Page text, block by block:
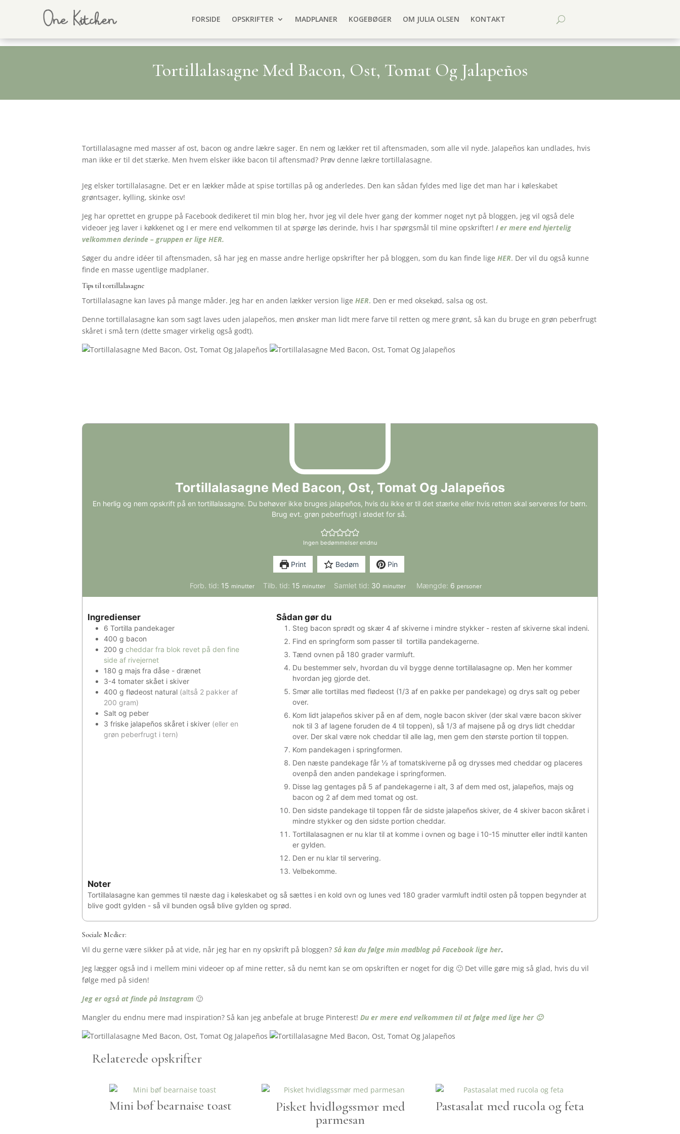
FORSIDE OPSKRIFTER MADPLANER KOGEBØGER OM JULIA OLSEN KONTAKT
Tortillalasagne Med Bacon, Ost, Tomat Og Jalapeños
Tortillalasagne med masser af ost, bacon og andre lækre sager. En nem og lækker ret til aftensmaden, som alle vil nyde. Jalapeños kan undlades, hvis
man ikke er til det stærke. Men hvem elsker ikke bacon til aftensmad? Prøv denne lækre tortillalasagne.
Jeg elsker tortillalasagne. Det er en lækker måde at spise tortillas på og anderledes. Den kan sådan fyldes med lige det man har i køleskabet
grøntsager, kylling, skinke osv!
Jeg har oprettet en gruppe på Facebook dedikeret til min blog her, hvor jeg vil dele hver gang der kommer noget nyt på bloggen, jeg vil også dele
videoer jeg laver i køkkenet og I er mere end velkommen til at spørge løs derinde, hvis I har spørgsmål til mine opskrifter! I er mere end hjertelig
velkommen derinde – gruppen er lige HER.
Søger du andre idéer til aftensmaden, så har jeg en masse andre herlige opskrifter her på bloggen, som du kan finde lige HER. Der vil du også kunne
finde en masse ugentlige madplaner.
Tips til tortillalasagne
Tortillalasagne kan laves på mange måder. Jeg har en anden lækker version lige HER. Den er med oksekød, salsa og ost.
Denne tortillalasagne kan som sagt laves uden jalapeños, men ønsker man lidt mere farve til retten og mere grønt, så kan du bruge en grøn peberfrugt
skåret i små tern (dette smager virkelig også godt).
Tortillalasagne Med Bacon, Ost, Tomat Og Jalapeños
En herlig og nem opskrift på en tortillalasagne. Du behøver ikke bruges jalapeños, hvis du ikke er til det stærke eller hvis retten skal serveres for børn.
Brug evt. grøn peberfrugt i stedet for så.
Ingen bedømmelser endnu
Print Bedøm Pin
Forb. tid: 15 minutter
minutter Tilb. tid: 15 minutter
minutter Samlet tid: 30 minutter
minutter Mængde: 6 personer
Ingredienser
6 Tortilla pandekager
400 g bacon
200 g cheddar fra blok revet på den fine
side af rivejernet
180 g majs fra dåse - drænet
3-4 tomater skået i skiver
400 g flødeost natural (altså 2 pakker af
200 gram)
Salt og peber
3 friske jalapeños skåret i skiver (eller en
grøn peberfrugt i tern)
Sådan gør du
Steg bacon sprødt og skær 4 af skiverne i mindre stykker - resten af skiverne skal indeni.
Find en springform som passer til tortilla pandekagerne.
Tænd ovnen på 180 grader varmluft.
Du bestemmer selv, hvordan du vil bygge denne tortillalasagne op. Men her kommer
hvordan jeg gjorde det.
Smør alle tortillas med flødeost (1/3 af en pakke per pandekage) og drys salt og peber
over.
Kom lidt jalapeños skiver på en af dem, nogle bacon skiver (der skal være bacon skiver
nok til 3 af lagene foruden de 4 til toppen), så 1/3 af majsene på og drys lidt cheddar
over. Der skal være nok cheddar til alle lag, men gem den største portion til toppen.
Kom pandekagen i springformen.
Den næste pandekage får ½ af tomatskiverne på og drysses med cheddar og placeres
ovenpå den anden pandekage i springformen.
Disse lag gentages på 5 af pandekagerne i alt, 3 af dem med ost, jalapeños, majs og
bacon og 2 af dem med tomat og ost.
Den sidste pandekage til toppen får de sidste jalapeños skiver, de 4 skiver bacon skåret i
mindre stykker og den sidste portion cheddar.
Tortillalasagnen er nu klar til at komme i ovnen og bage i 10-15 minutter eller indtil kanten
er gylden.
Den er nu klar til servering.
Velbekomme.
Noter
Tortillalasagne kan gemmes til næste dag i køleskabet og så sættes i en kold ovn og lunes ved 180 grader varmluft indtil osten på toppen begynder at
blive godt gylden - så vil bunden også blive gylden og sprød.
Sociale Medier:
Vil du gerne være sikker på at vide, når jeg har en ny opskrift på bloggen? Så kan du følge min madblog på Facebook lige her.
Jeg lægger også ind i mellem mini videoer op af mine retter, så du nemt kan se om opskriften er noget for dig 🙂 Det ville gøre mig så glad, hvis du vil
følge med på siden!
Jeg er også at finde på Instagram 🙂
Mangler du endnu mere mad inspiration? Så kan jeg anbefale at bruge Pinterest! Du er mere end velkommen til at følge med lige her 🙂
Relaterede opskrifter
Mini bøf bearnaise toast
Pisket hvidløgssmør med
parmesan
Pastasalat med rucola og feta